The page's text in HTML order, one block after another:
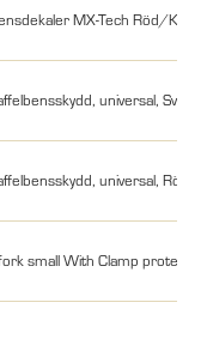
MX-Tech Röd/
universal, Svart
universal, Röd
small With Clamp protector